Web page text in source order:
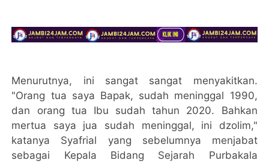
Menurutnya, ini sangat sangat menyakitkan.
"Orang tua saya Bapak, sudah meninggal 1990,
dan orang tua Ibu sudah tahun 2020. Bahkan
mertua saya jua sudah meninggal, ini dzolim,"
katanya Syafrial yang sebelumnya menjabat
sebagai Kepala Bidang Sejarah Purbakala